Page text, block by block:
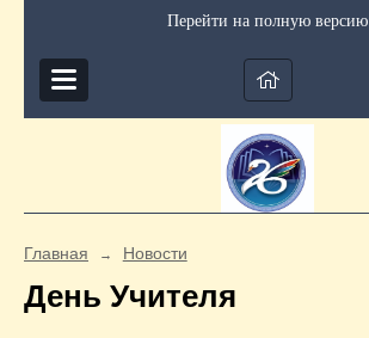
Перейти на полную версию
Главная → Новости
День Учителя